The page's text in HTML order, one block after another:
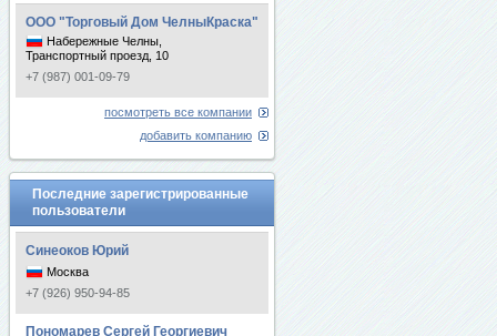
ООО "Торговый Дом ЧелныКраска"
Набережные Челны,
Транспортный проезд, 10
+7 (987) 001-09-79
посмотреть все компании
добавить компанию
Последние зарегистрированные
пользователи
Синеоков Юрий
Москва
+7 (926) 950-94-85
Пономарев Сергей Георгиевич